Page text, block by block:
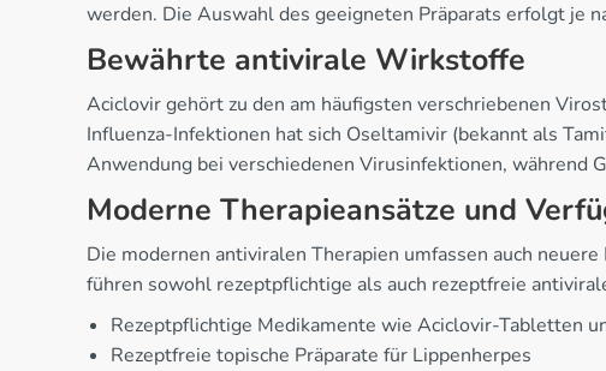
werden. Die Auswahl des geeigneten Präparats erfolgt je
Bewährte antivirale Wirkstoffe
Aciclovir gehört zu den am häufigsten verschriebenen
Influenza-Infektionen hat sich Oseltamivir (bekannt als
Anwendung bei verschiedenen Virusinfektionen, während
Moderne Therapieansätze und
Die modernen antiviralen Therapien umfassen auch
führen sowohl rezeptpflichtige als auch rezeptfreie
Rezeptpflichtige Medikamente wie Aciclovir-Tabletten
Rezeptfreie topische Präparate für Lippenherpes